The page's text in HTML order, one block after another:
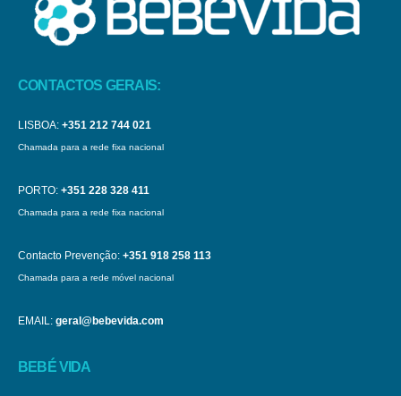
CONTACTOS GERAIS:
LISBOA: +351 212 744 021
Chamada para a rede fixa nacional
PORTO: +351 228 328 411
Chamada para a rede fixa nacional
Contacto Prevenção: +351 918 258 113
Chamada para a rede móvel nacional
EMAIL: geral@bebevida.com
BEBÉ VIDA